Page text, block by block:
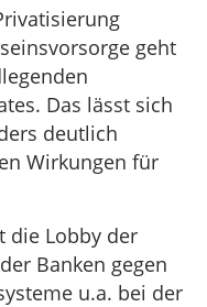
geht
Das lässt sich
deutlich
Wirkungen für
die Lobby der
Banken gegen
u.a. bei der